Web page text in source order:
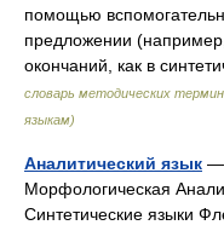
помощью
предложении
окончаний, как в
словарь методических
языкам)
Аналитический язык —
Морфологическая
Синтетические языки